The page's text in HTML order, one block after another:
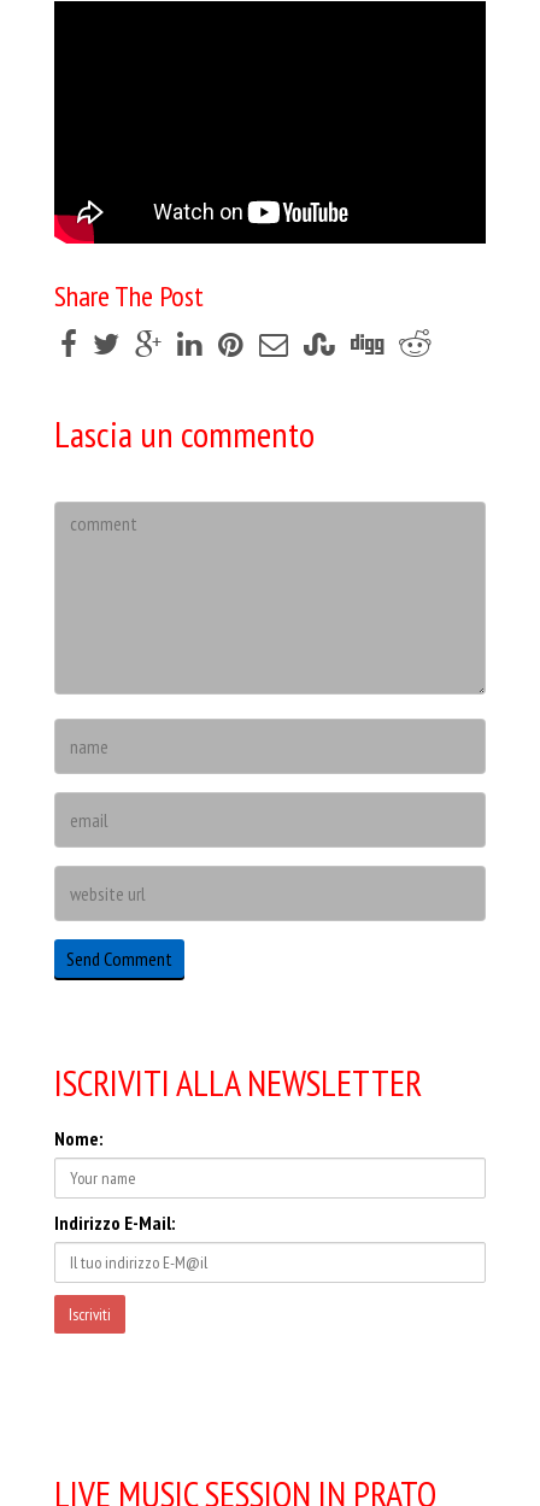
Share The Post
Lascia un commento
ISCRIVITI ALLA NEWSLETTER
Nome:
Indirizzo E-Mail:
LIVE MUSIC SESSION IN PRATO